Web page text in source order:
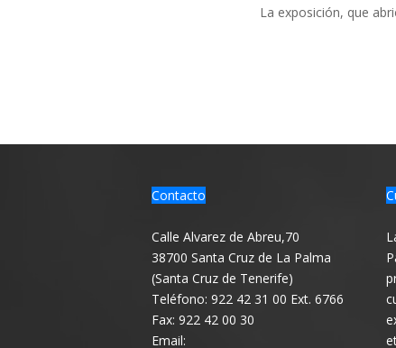
La exposición, que
Contacto
Calle Alvarez de Abreu,70
38700 Santa Cruz de La Palma
(Santa Cruz de Tenerife)
Teléfono: 922 42 31 00 Ext. 6766
Fax: 922 42 00 30
Email: